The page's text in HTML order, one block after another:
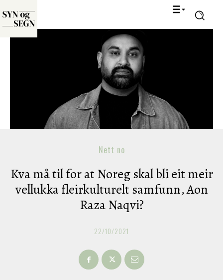
Nett no
Kva må til for at Noreg skal bli eit meir
vellukka fleirkulturelt samfunn, Aon
Raza Naqvi?
22/10/2021